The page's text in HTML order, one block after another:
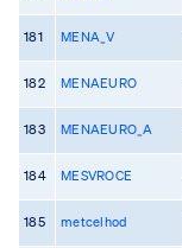
181 MENA_V
182 MENAEURO
183 MENAEURO_A
184 MESVROCE
185 metcelhod